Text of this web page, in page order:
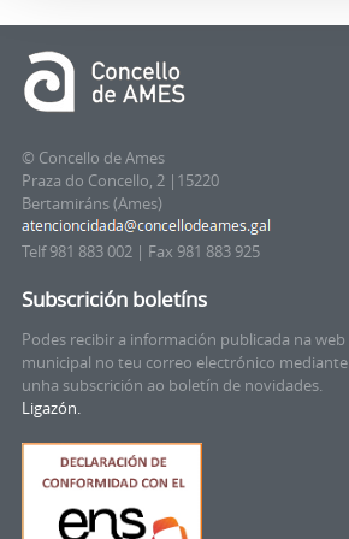
© Concello de Ames
Praza do Concello, 2 |15220
Bertamiráns (Ames)
Telf 981 883 002 | Fax 981 883 925
Subscrición boletíns
Podes recibir a información publicada na web
municipal no teu correo electrónico mediante
unha subscrición ao boletín de novidades.
Ligazón.